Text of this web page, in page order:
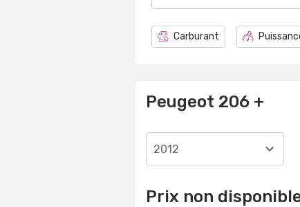
Carburant
Peugeot 206 +
2012
Prix non